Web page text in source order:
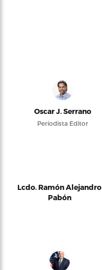
Oscar J. Serrano
Periodista Editor
Lcdo. Ramón Alejandro
Pabón